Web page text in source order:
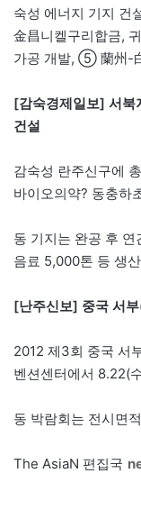
숙성 에너지 기지
金昌니켈구리합금,
가공 개발, ⑤ 蘭州-
[감숙경제일보] 서북
건설
감숙성 란주신구에
바이오의약? 동충하
동 기지는 완공 후
음료 5,000톤 등 생
[난주신보] 중국 서
2012 제3회 중국 서
벤션센터에서 8.22(
동 박람회는 전시면
The AsiaN 편집국